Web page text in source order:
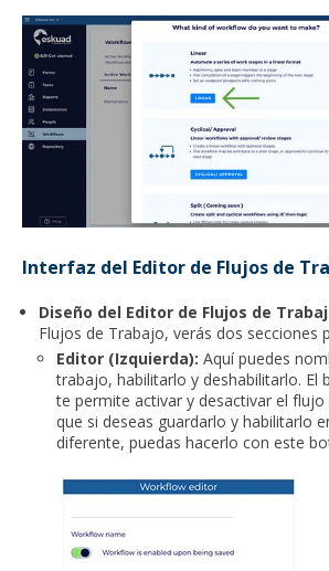
Interfaz del Editor de Flujos de
Diseño del Editor de Flujos de
Flujos de Trabajo, verás dos secciones
Editor (Izquierda): Aquí puedes
trabajo, habilitarlo y deshabilitarlo. El
te permite activar y desactivar el
que si deseas guardarlo y habilitarlo
diferente, puedas hacerlo con este